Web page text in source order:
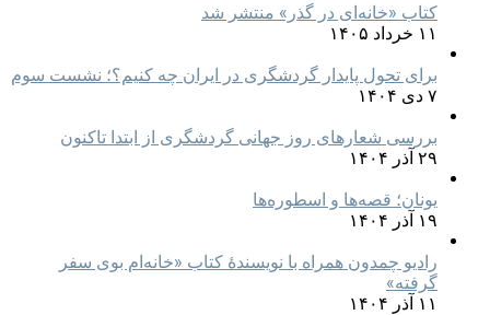
کتاب «خانه‌ای در گذر» منتشر شد
۱۱ خرداد ۱۴۰۵
برای تحول پایدار گردشگری در ایران چه کنیم؟؛ نشست سوم
۷ دی ۱۴۰۴
بررسی شعارهای روز جهانی گردشگری از ابتدا تاکنون
۲۹ آذر ۱۴۰۴
یونان؛ قصه‌ها و اسطوره‌ها
۱۹ آذر ۱۴۰۴
رادیو چمدون همراه با نویسندهٔ کتاب «خانه‌ام بوی سفر
گرفته»
۱۱ آذر ۱۴۰۴